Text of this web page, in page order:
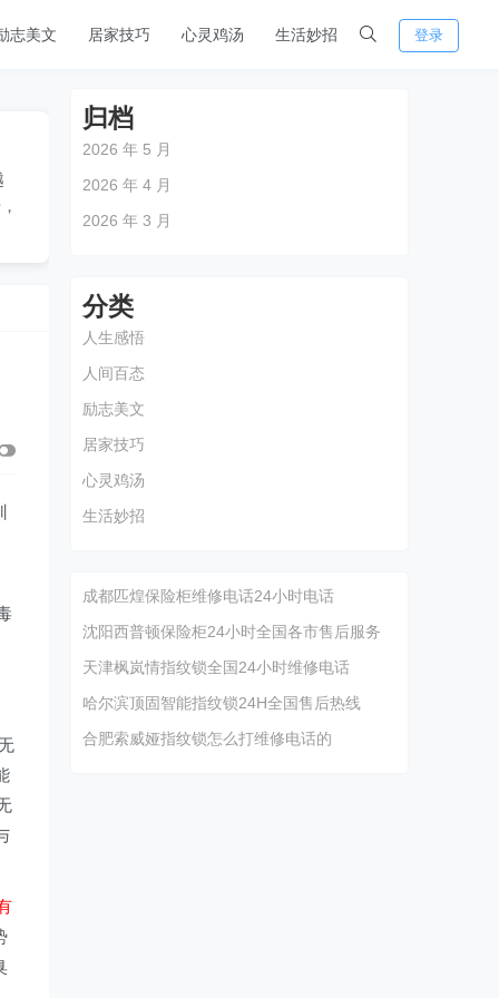
志美文 居家技巧 心灵鸡汤 生活妙招 登录
归档
2026 年 5 月
2026 年 4 月
2026 年 3 月
分类
人生感悟
人间百态
励志美文
居家技巧
心灵鸡汤
生活妙招
成都匹煌保险柜维修电话24小时电话
沈阳西普顿保险柜24小时全国各市售后服务
天津枫岚情指纹锁全国24小时维修电话
哈尔滨顶固智能指纹锁24H全国售后热线
合肥索威娅指纹锁怎么打维修电话的